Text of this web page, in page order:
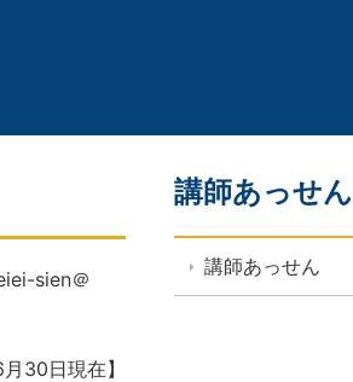
sien＠
30日現在】
講師あっせん
講師あっせん